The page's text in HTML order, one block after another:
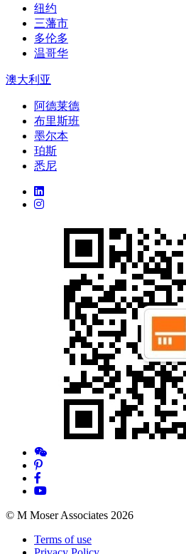
纽约
三藩市
多伦多
温哥华
澳大利亚
阿德莱德
布里斯班
墨尔本
珀斯
悉尼
© M Moser Associates 2026
Terms of use